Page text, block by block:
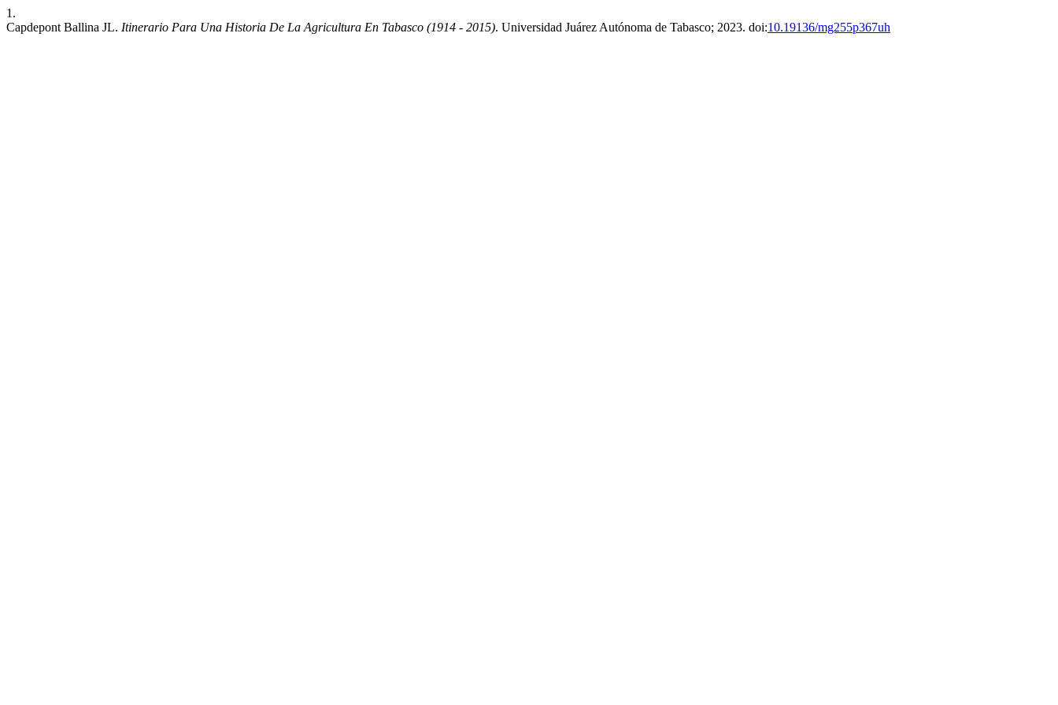
1.
Capdepont Ballina JL. Itinerario Para Una Historia De La Agricultura En Tabasco (1914 - 2015). Universidad Juárez Autónoma de Tabasco; 2023. doi:10.19136/mg255p367uh